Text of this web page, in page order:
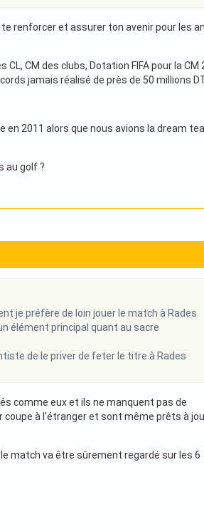
renforcer et assurer ton avenir pour les
CM des clubs, Dotation FIFA pour la CM
jamais réalisé de près de 50 millions
2011 alors que nous avions la dream
au golf ?
je préfère de loin jouer le match à Rades
élément principal quant au sacre
de le priver de feter le titre à Rades
comme eux et ils ne manquent pas de
coupe à l'étranger et sont même prêts à
match va être sûrement regardé sur les 6